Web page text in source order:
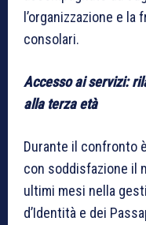
l’organizzazione e
consolari.
Accesso ai servizi:
alla terza età
Durante il confronto
con soddisfazione il
ultimi mesi nella
d’Identità e dei